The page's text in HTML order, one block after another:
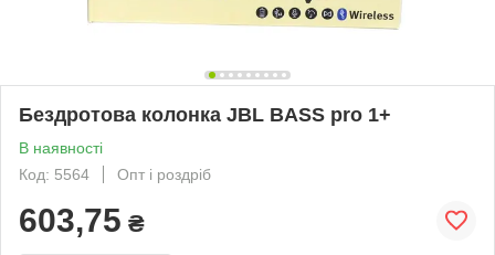
Бездротова колонка JBL BASS pro 1+
В наявності
Код: 5564
Опт і роздріб
603,75 ₴